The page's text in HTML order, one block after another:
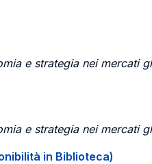
e strategia nei mercati
e strategia nei mercati
in Biblioteca)